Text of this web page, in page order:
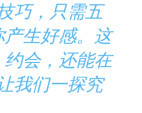
巧，只需五
生好感。这
会，还能在
我们一探究